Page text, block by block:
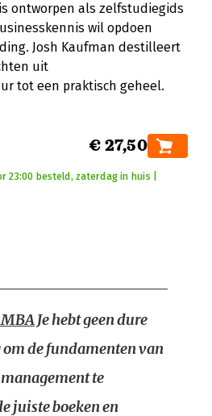
ontworpen als zelfstudiegids
wil opdoen
Josh Kaufman destilleert
uit
tot een praktisch geheel.
€ 27,50
23:00 besteld, zaterdag in huis |
Je hebt geen dure
de fundamenten van
te
juiste boeken en